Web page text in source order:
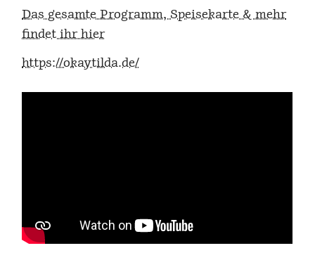
Das gesamte Programm, Speisekarte & mehr
findet ihr hier
https://okaytilda.de/